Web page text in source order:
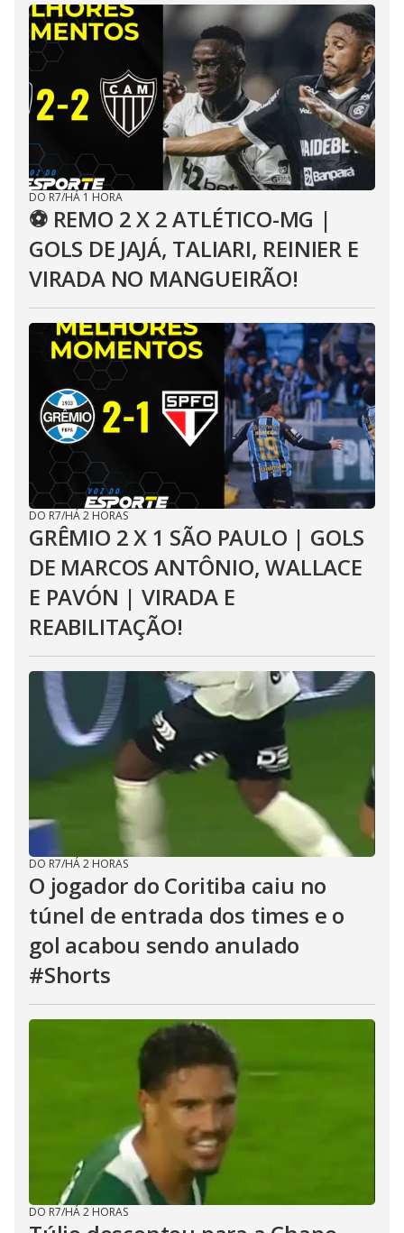
DO R7/HÁ 1 HORA
⚽ REMO 2 X 2 ATLÉTICO-MG |
GOLS DE JAJÁ, TALIARI, REINIER E
VIRADA NO MANGUEIRÃO!
DO R7/HÁ 2 HORAS
GRÊMIO 2 X 1 SÃO PAULO | GOLS
DE MARCOS ANTÔNIO, WALLACE
E PAVÓN | VIRADA E
REABILITAÇÃO!
DO R7/HÁ 2 HORAS
O jogador do Coritiba caiu no
túnel de entrada dos times e o
gol acabou sendo anulado
#Shorts
DO R7/HÁ 2 HORAS